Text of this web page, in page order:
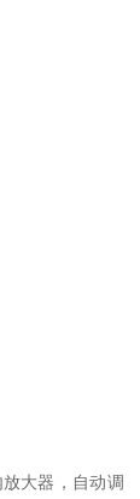
大器，自动调